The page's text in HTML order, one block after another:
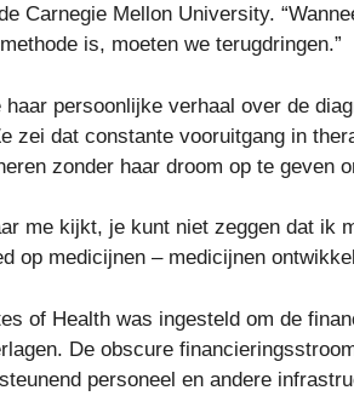
Carnegie Mellon University.
is, moeten we terugdringen.”
haar persoonlijke verhaal over de
zei dat constante vooruitgang in
zonder haar droom op te geven
me kijkt, je kunt niet zeggen dat ik
op medicijnen – medicijnen
of Health was ingesteld om de
De obscure
personeel en andere